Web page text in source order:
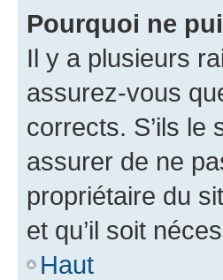
Pourquoi ne
Il y a plusieurs
assurez-vous
corrects. S’ils le
assurer de ne
propriétaire du
et qu’il soit
Haut